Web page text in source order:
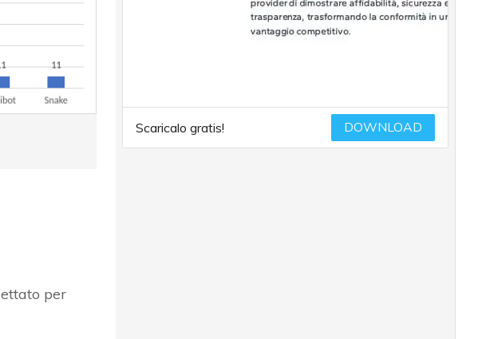
per
Scaricalo gratis! DOWNLOAD